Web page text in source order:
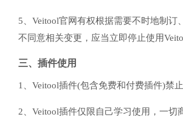
5、Veitool官网有权根据需要不时地制
不同意相关变更，应当立即停止使用
三、插件使用
1、Veitool插件(包含免费和付费插件)禁
2、Veitool插件仅限自己学习使用，一切